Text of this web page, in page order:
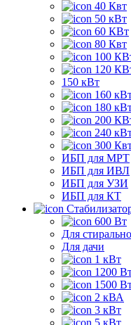
40 Квт
50 кВт
60 КВт
80 Квт
100
120
150 кВт
160
180
200
240
300
ИБП для МРТ
ИБП для ИВЛ
ИБП для УЗИ
ИБП для КТ
600 Вт
Для
Для дачи
1 кВт
1200
1500
2 кВА
3 кВт
5 кВт